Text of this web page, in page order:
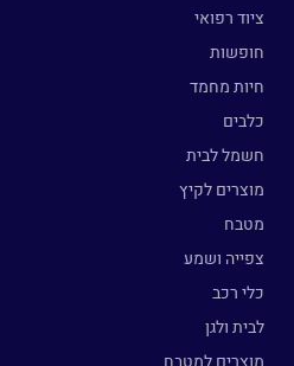
ציוד רפואי
חופשות
חיות מחמד
כלבים
חשמל לבית
מוצרים לקיץ
מטבח
צפייה ושמע
כלי רכב
לבית ולגן